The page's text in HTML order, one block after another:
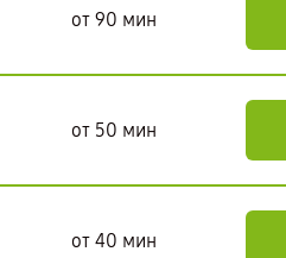
от 90 мин
от 50 мин
от 40 мин